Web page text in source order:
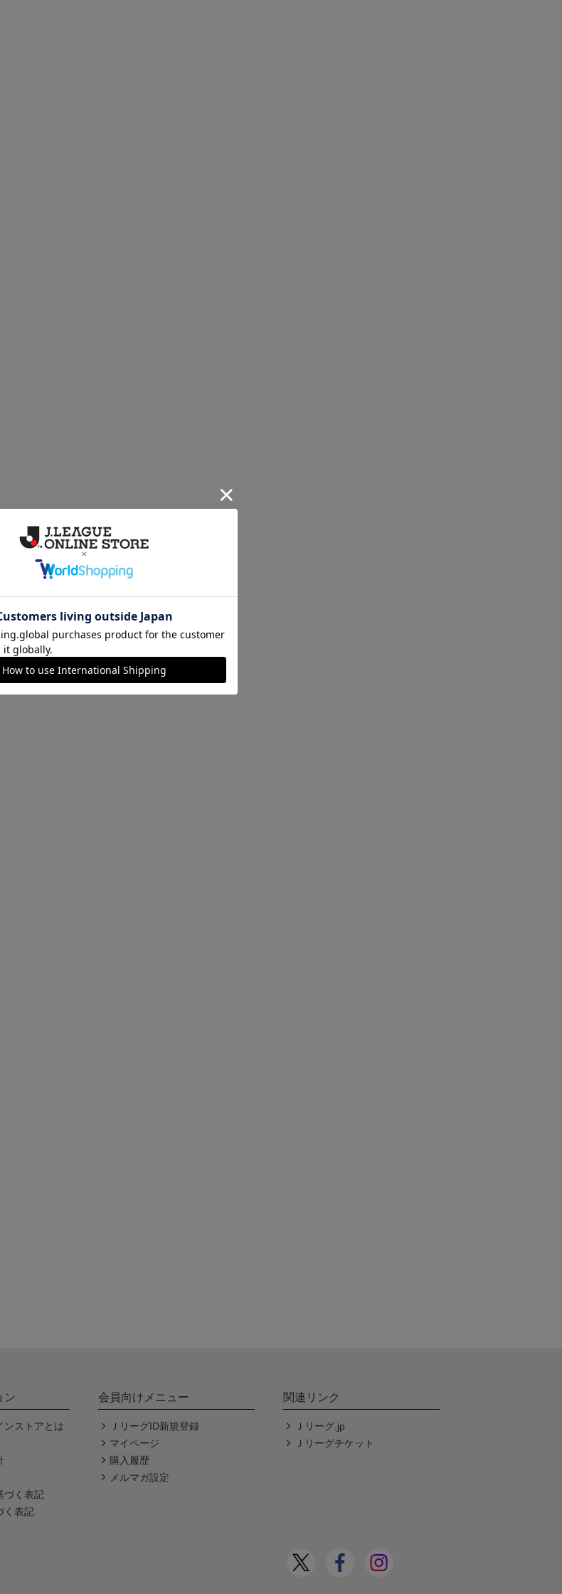
ン
ンストアとは
づく表記
く表記
会員向けメニュー
ＪリーグID新規登録
マイページ
購入履歴
メルマガ設定
関連リンク
Ｊリーグ.jp
Ｊリーグチケット